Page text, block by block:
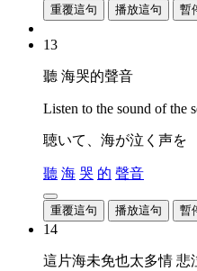
重覆這句 播放這句 暫
13
聽 海哭的聲音
Listen to the sound of the
聴いて、海が泣く声を
聽 海 哭 的 聲音
重覆這句 播放這句 暫
14
這片海未免也太多情 悲